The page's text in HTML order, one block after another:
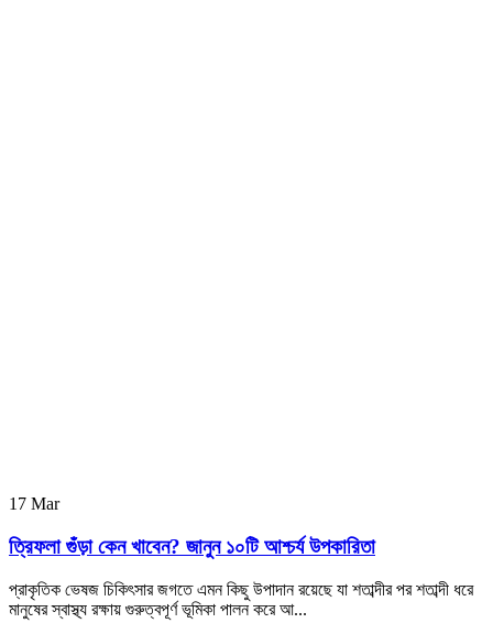
17 Mar
ত্রিফলা গুঁড়া কেন খাবেন? জানুন ১০টি আশ্চর্য উপকারিতা
প্রাকৃতিক ভেষজ চিকিৎসার জগতে এমন কিছু উপাদান রয়েছে যা শতাব্দীর পর শতাব্দী ধরে
মানুষের স্বাস্থ্য রক্ষায় গুরুত্বপূর্ণ ভূমিকা পালন করে আ...